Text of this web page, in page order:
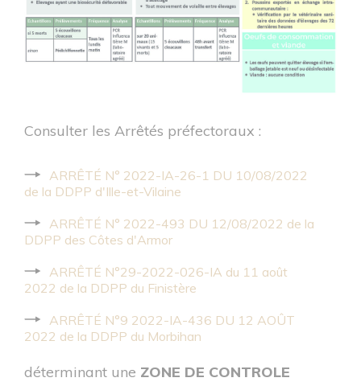
Consulter les Arrêtés préfectoraux :
ARRÊTÉ N° 2022-IA-26-1 DU 10/08/2022
de la DDPP d'Ille-et-Vilaine
ARRÊTÉ N° 2022-493 DU 12/08/2022 de la
DDPP des Côtes d'Armor
ARRÊTÉ N°29-2022-026-IA du 11 août
2022 de la DDPP du Finistère
ARRÊTÉ N°9 2022-IA-436 DU 12 AOÛT
2022 de la DDPP du Morbihan
déterminant une ZONE DE CONTROLE